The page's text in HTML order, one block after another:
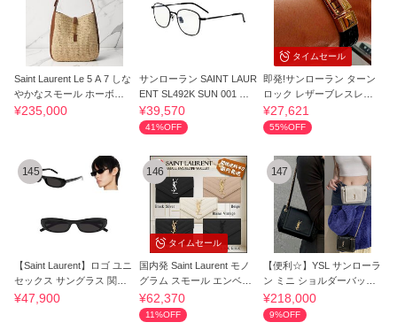
Saint Laurent Le 5 A 7 しな
やかなスモール ホーボー
バッグ
¥235,000
サンローラン SAINT LAUR
ENT SL492K SUN 001 サ
ングラス
¥39,570
41%OFF
タイムセール
即発!サンローラン ターン
ロック レザーブレスレッ
ト メタルロゴ
¥27,621
55%OFF
145
【Saint Laurent】ロゴ ユニ
セックス サングラス 関税
送料込み
¥47,900
タイムセール
146
国内発 Saint Laurent モノ
グラム スモール エンベロ
ープ 財布
¥62,370
11%OFF
147
【便利☆】YSL サンローラ
ン ミニ ショルダーバッグ
ノリータ
¥218,000
9%OFF